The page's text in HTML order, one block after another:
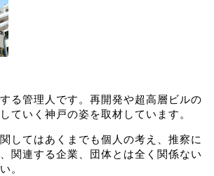
る管理人です。再開発や超高層ビルの
ていく神戸の姿を取材しています。
してはあくまでも個人の考え、推察に
関連する企業、団体とは全く関係ない
。